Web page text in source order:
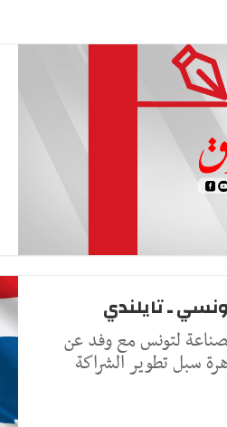
ـ تايلندي
لتونس مع وفد عن
سبل تطوير الشراكة